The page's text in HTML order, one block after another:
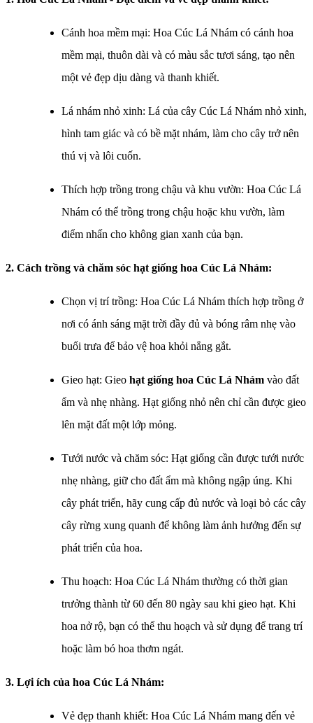
Cánh hoa mềm mại: Hoa Cúc Lá Nhám có cánh hoa
mềm mại, thuôn dài và có màu sắc tươi sáng, tạo nên
một vẻ đẹp dịu dàng và thanh khiết.
Lá nhám nhỏ xinh: Lá của cây Cúc Lá Nhám nhỏ xinh,
hình tam giác và có bề mặt nhám, làm cho cây trở nên
thú vị và lôi cuốn.
Thích hợp trồng trong chậu và khu vườn: Hoa Cúc Lá
Nhám có thể trồng trong chậu hoặc khu vườn, làm
điểm nhấn cho không gian xanh của bạn.
2. Cách trồng và chăm sóc hạt giống hoa Cúc Lá Nhám​:
Chọn vị trí trồng: Hoa Cúc Lá Nhám thích hợp trồng ở
nơi có ánh sáng mặt trời đầy đủ và bóng râm nhẹ vào
buổi trưa để bảo vệ hoa khỏi nắng gắt.
Gieo hạt: Gieo hạt giống hoa Cúc Lá Nhám vào đất
ẩm và nhẹ nhàng. Hạt giống nhỏ nên chỉ cần được gieo
lên mặt đất một lớp mỏng.
Tưới nước và chăm sóc: Hạt giống cần được tưới nước
nhẹ nhàng, giữ cho đất ẩm mà không ngập úng. Khi
cây phát triển, hãy cung cấp đủ nước và loại bỏ các cây
cây rừng xung quanh để không làm ảnh hưởng đến sự
phát triển của hoa.
Thu hoạch: Hoa Cúc Lá Nhám thường có thời gian
trưởng thành từ 60 đến 80 ngày sau khi gieo hạt. Khi
hoa nở rộ, bạn có thể thu hoạch và sử dụng để trang trí
hoặc làm bó hoa thơm ngát.
3. Lợi ích của hoa Cúc Lá Nhám:
Vẻ đẹp thanh khiết: Hoa Cúc Lá Nhám mang đến vẻ